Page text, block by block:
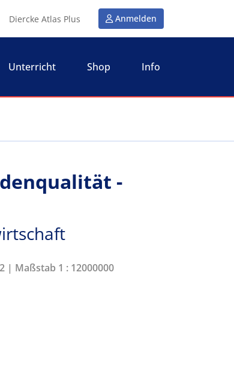
Diercke Atlas Plus Anmelden
Unterricht Shop Info
-
| Maßstab 1 : 12000000